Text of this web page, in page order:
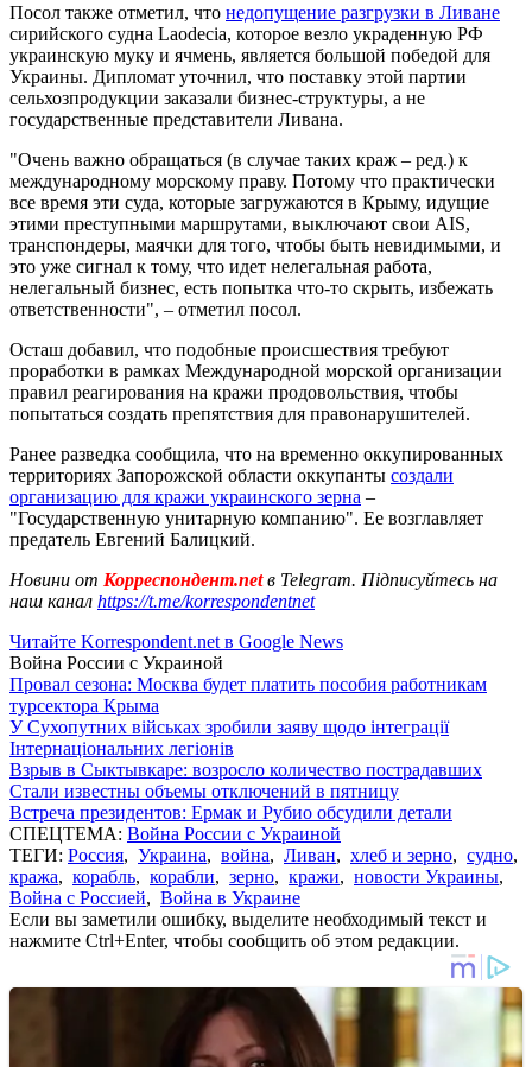
Посол также отметил, что недопущение разгрузки в Ливане
сирийского судна Laodecia, которое везло украденную РФ
украинскую муку и ячмень, является большой победой для
Украины. Дипломат уточнил, что поставку этой партии
сельхозпродукции заказали бизнес-структуры, а не
государственные представители Ливана.
"Очень важно обращаться (в случае таких краж – ред.) к
международному морскому праву. Потому что практически
все время эти суда, которые загружаются в Крыму, идущие
этими преступными маршрутами, выключают свои AIS,
транспондеры, маячки для того, чтобы быть невидимыми, и
это уже сигнал к тому, что идет нелегальная работа,
нелегальный бизнес, есть попытка что-то скрыть, избежать
ответственности", – отметил посол.
Осташ добавил, что подобные происшествия требуют
проработки в рамках Международной морской организации
правил реагирования на кражи продовольствия, чтобы
попытаться создать препятствия для правонарушителей.
Ранее разведка сообщила, что на временно оккупированных
территориях Запорожской области оккупанты создали
организацию для кражи украинского зерна –
"Государственную унитарную компанию". Ее возглавляет
предатель Евгений Балицкий.
Новини от Корреспондент.netв Telegram. Підписуйтесь на
наш канал https://t.me/korrespondentnet
Читайте Korrespondent.net в Google News
Война России с Украиной
Провал сезона: Москва будет платить пособия работникам
турсектора Крыма
У Сухопутних військах зробили заяву щодо інтеграції
Інтернаціональних легіонів
Взрыв в Сыктывкаре: возросло количество пострадавших
Стали известны объемы отключений в пятницу
Встреча президентов: Ермак и Рубио обсудили детали
СПЕЦТЕМА: Война России с Украиной
ТЕГИ: Россия, Украина, война, Ливан, хлеб и зерно, судно,
кража, корабль, корабли, зерно, кражи, новости Украины,
Война с Россией, Война в Украине
Если вы заметили ошибку, выделите необходимый текст и
нажмите Ctrl+Enter, чтобы сообщить об этом редакции.